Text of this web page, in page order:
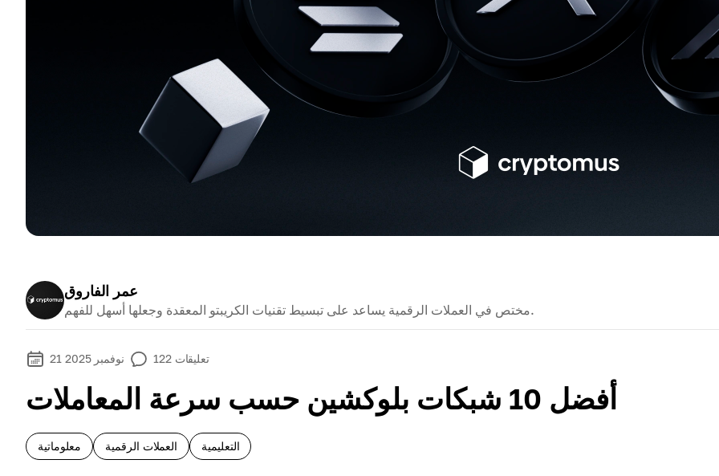
عمر الفاروق
مختص في العملات الرقمية يساعد على تبسيط تقنيات الكريبتو المعقدة وجعلها أسهل للفهم.
21 نوفمبر 2025 122 تعليقات
أفضل 10 شبكات بلوكشين حسب سرعة المعاملات
معلوماتية العملات الرقمية التعليمية